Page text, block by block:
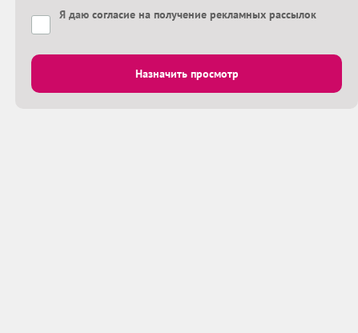
Я даю согласие на получение рекламных рассылок
Назначить просмотр